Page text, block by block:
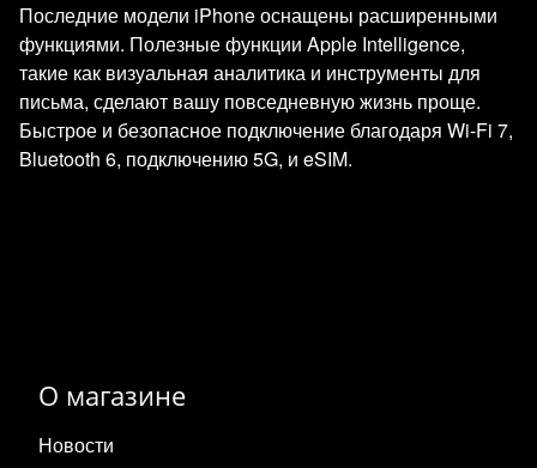
Последние модели iPhone оснащены расширенными
функциями. Полезные функции Apple Intelligence,
такие как визуальная аналитика и инструменты для
письма, сделают вашу повседневную жизнь проще.
Быстрое и безопасное подключение благодаря Wi‑Fi 7,
Bluetooth 6, подключению 5G, и eSIM.
О магазине
Новости